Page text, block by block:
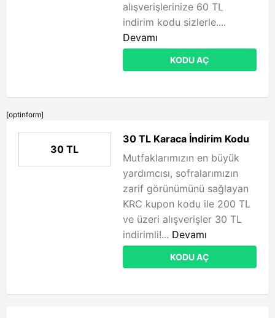
alışverişlerinize 60 TL
indirim kodu sizlerle....
Devamı
KODU AÇ
[optinform]
30 TL
30 TL Karaca İndirim Kodu
Mutfaklarımızın en büyük
yardımcısı, sofralarımızın
zarif görünümünü sağlayan
KRC kupon kodu ile 200 TL
ve üzeri alışverişler 30 TL
indirimli!... Devamı
KODU AÇ